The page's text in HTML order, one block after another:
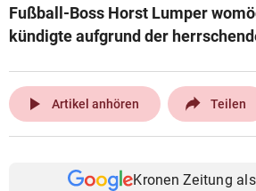
Fußball-Boss Horst Lumper
kündigte aufgrund der
play_arrow Artikel anhören Teilen
Kronen Zeitung